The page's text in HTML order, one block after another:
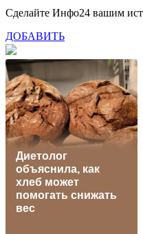
Сделайте Инфо24 вашим
ДОБАВИТЬ
Диетолог
объяснила, как
хлеб может
помогать снижать
вес